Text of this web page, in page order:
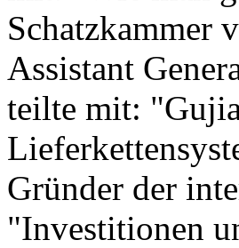
Schatzkammer
Assistant
teilte mit:
Gründer der
"Investitionen